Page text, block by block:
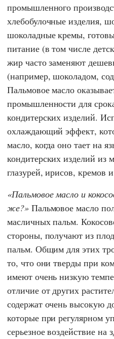
промышленного
хлебобулочные изделия,
шоколадные кремы,
питание (в том числе
жир часто заменяют
(например, шоколадом,
Пальмовое масло
промышленности для
кондитерских изделий.
охлаждающий эффект,
масло, когда оно тает на
кондитерских изделий из
глазурей, ирисов, кремов
Пальмовое масло и
же? Пальмовое масло
масличных пальм.
стороны, получают из
пальм. Общим для этих
то, что они тверды при
имеют очень низкую
отличие от других
содержат очень высокую
которые при регулярном
серьезное воздействие на